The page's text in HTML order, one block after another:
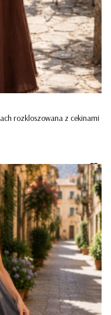
rozkloszowana z cekinami